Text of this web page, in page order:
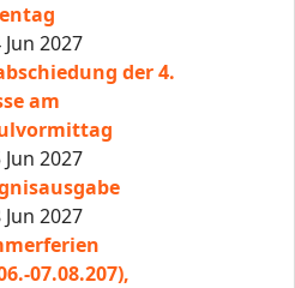
Jun 2027
der 4.
am
Jun 2027
Jun 2027
07.08.207),